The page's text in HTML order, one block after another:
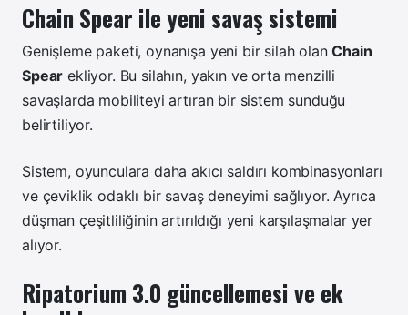
Chain Spear ile yeni savaş sistemi
Genişleme paketi, oynanışa yeni bir silah olanChain
Spear ekliyor. Bu silahın, yakın ve orta menzilli
savaşlarda mobiliteyi artıran bir sistem sunduğu
belirtiliyor.
Sistem, oyunculara daha akıcı saldırı kombinasyonları
ve çeviklik odaklı bir savaş deneyimi sağlıyor. Ayrıca
düşman çeşitliliğinin artırıldığı yeni karşılaşmalar yer
alıyor.
Ripatorium 3.0 güncellemesi ve ek